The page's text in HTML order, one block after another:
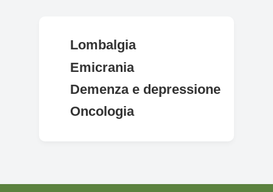
Lombalgia
Emicrania
Demenza e depressione
Oncologia